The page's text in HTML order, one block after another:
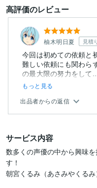
高評価のレビュー
柚木明日夏 見積
今回は初めての依頼と
難しい依頼にも関わら
の最大限の努力をして
もっと見る
出品者からの返信
サービス内容
数多くの声優の中から興味
す！
朝宮くるみ（あさみやくる